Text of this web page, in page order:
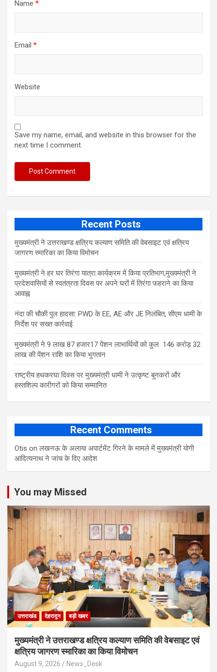
Name *
Email *
Website
Save my name, email, and website in this browser for the
next time I comment.
Recent Posts
मुख्यमंत्री ने उत्तराखण्ड क्षत्रिय कल्याण समिति की वेबसाइट एवं क्षत्रिय
जागरण स्मारिका का किया विमोचन
मुख्यमंत्री ने हर घर तिरंगा यात्रा कार्यक्रम में किया प्रतिभाग,मुख्यमंत्री ने
प्रदेशवासियों से स्वतंत्रता दिवस पर अपने घरों में तिरंगा फहराने का किया
आवाह्न
नंदा की चौकी पुल हादसा: PWD के EE, AE और JE निलंबित, सीएम धामी के
निर्देश पर सख्त कार्रवाई
मुख्यमंत्री ने 9 लाख 87 हजार17 पेंशन लाभार्थियों को कुल 146 करोड़ 32
लाख की पेंशन राशि का किया भुगतान
राष्ट्रीय हथकरघा दिवस पर मुख्यमंत्री धामी ने उत्कृष्ट बुनकरों और
हस्तशिल्प कारीगरों को किया सम्मानित
Recent Comments
Otis onलखनऊ के अलाया अपार्टमेंट गिरने के मामले में मुख्‍यमंत्री योगी
आद‍ित्‍यनाथ ने जांच के द‍िए आदेश
You may Missed
उत्तराखंड देहरादून बड़ी खबर
मुख्यमंत्री ने उत्तराखण्ड क्षत्रिय कल्याण समिति की वेबसाइट एवं
क्षत्रिय जागरण स्मारिका का किया विमोचन
August 9, 2026 News_Desk